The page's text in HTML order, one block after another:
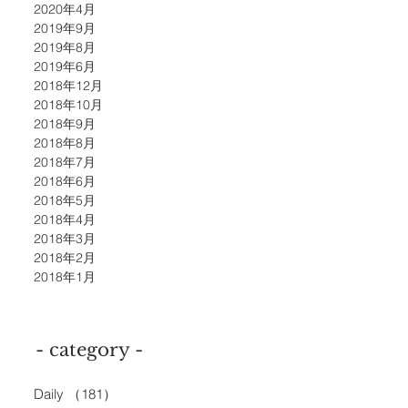
2020年4月
2019年9月
2019年8月
2019年6月
2018年12月
2018年10月
2018年9月
2018年8月
2018年7月
2018年6月
2018年5月
2018年4月
2018年3月
2018年2月
2018年1月
- category -
Daily （181）